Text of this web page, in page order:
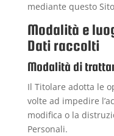
mediante questo
Modalità e
Dati raccolti
Modalità di
Il Titolare adotta le
volte ad impedire
modifica o la
Personali.